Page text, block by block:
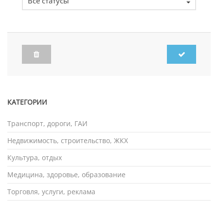
КАТЕГОРИИ
Транспорт, дороги, ГАИ
Недвижимость, строительство, ЖКХ
Культура, отдых
Медицина, здоровье, образование
Торговля, услуги, реклама